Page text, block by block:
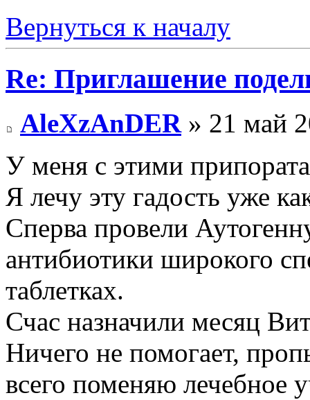
Вернуться к началу
Re: Приглашение
AleXzAnDER» 21 май
У меня с этими
Я лечу эту гадость уже
Сперва провели
антибиотики широкого
таблетках.
Счас назначили месяц
Ничего не помогает,
всего поменяю лечебное